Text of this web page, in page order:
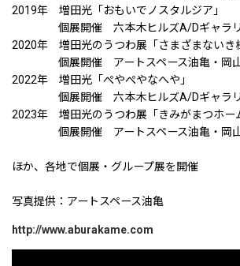
2019年 増田光「おもいでノスタルジア」
個展開催 六本木ヒルズA/Dギャラリ
2020年 増田光のうつわ展「さまざまない
個展開催 アートスペース油亀・岡
2022年 増田光「ぺやぺやなへや」
個展開催 六本木ヒルズA/Dギャラリ
2023年 増田光のうつわ展「きみがまつホ
個展開催 アートスペース油亀・岡
ほか、各地で個展・グループ展を開催
写真提供：アートスペース油亀
http://www.aburakame.com